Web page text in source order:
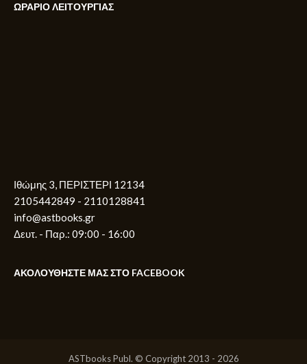
ΩΡΑΡΙΟ ΛΕΙΤΟΥΡΓΙΑΣ
Ιθώμης 3, ΠΕΡΙΣΤΕΡΙ 12134
2105442849 - 2110128841
info@astbooks.gr
Δευτ. - Παρ.: 09:00 - 16:00
ΑΚΟΛΟΥΘΗΣΤΕ ΜΑΣ ΣΤΟ FACEBOOK
ASTbooks Publ. © Copyright 2013 - 2026